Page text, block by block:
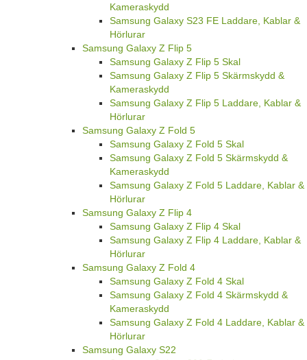
Kameraskydd
Samsung Galaxy S23 FE Laddare, Kablar &
Hörlurar
Samsung Galaxy Z Flip 5
Samsung Galaxy Z Flip 5 Skal
Samsung Galaxy Z Flip 5 Skärmskydd &
Kameraskydd
Samsung Galaxy Z Flip 5 Laddare, Kablar &
Hörlurar
Samsung Galaxy Z Fold 5
Samsung Galaxy Z Fold 5 Skal
Samsung Galaxy Z Fold 5 Skärmskydd &
Kameraskydd
Samsung Galaxy Z Fold 5 Laddare, Kablar &
Hörlurar
Samsung Galaxy Z Flip 4
Samsung Galaxy Z Flip 4 Skal
Samsung Galaxy Z Flip 4 Laddare, Kablar &
Hörlurar
Samsung Galaxy Z Fold 4
Samsung Galaxy Z Fold 4 Skal
Samsung Galaxy Z Fold 4 Skärmskydd &
Kameraskydd
Samsung Galaxy Z Fold 4 Laddare, Kablar &
Hörlurar
Samsung Galaxy S22